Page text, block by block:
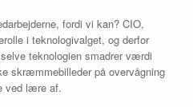
fordi vi kan? CIO,
i teknologivalget, og derfor
teknologien smadrer værdi
skræmmebilleder på overvågning
ved lære af.